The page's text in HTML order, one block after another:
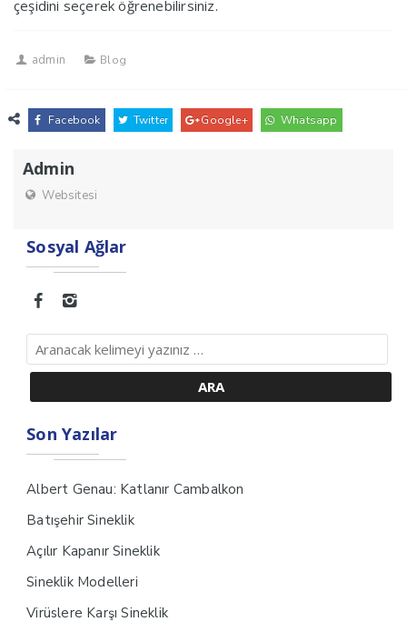
çeşidini seçerek öğrenebilirsiniz.
admin Blog
Facebook Twitter Google+ Whatsapp
Admin
Websitesi
Sosyal Ağlar
Son Yazılar
Albert Genau: Katlanır Cambalkon
Batışehir Sineklik
Açılır Kapanır Sineklik
Sineklik Modelleri
Virüslere Karşı Sineklik